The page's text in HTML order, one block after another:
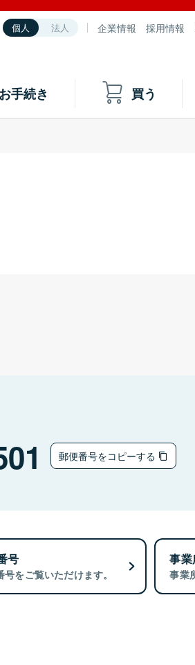
個人 法人 企業情報 採用情報
手続き 買う
郵便番号をコピーする
号
をご覧いただけます。
事
事業